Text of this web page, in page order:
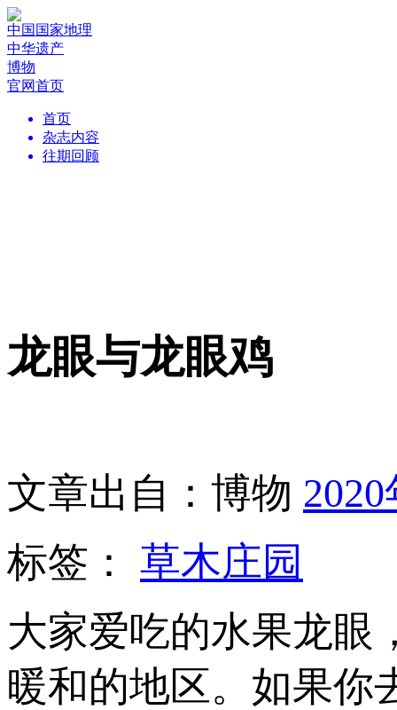
中国国家地理
中华遗产
博物
官网首页
首页
杂志内容
往期回顾
龙眼与龙眼鸡
文章出自：博物
标签： 草木庄园
大家爱吃的水果龙眼
暖和的地区。如果你